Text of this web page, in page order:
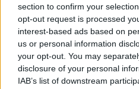
section to confirm your
opt-out request is processed
interest-based ads based on
us or personal information
your opt-out. You may
disclosure of your personal
IAB’s list of downstream
Τι μπορεί να συμβεί στην
τραβάτε στη βόλτα το λουρί
πριν 4 λεπτά
Τα ζώδια που πετυχαίνουν
παραδοσιακή επαγγελματική
πριν 4 λεπτά